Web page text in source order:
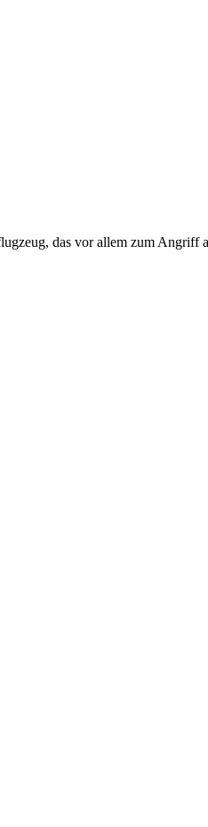
das vor allem zum